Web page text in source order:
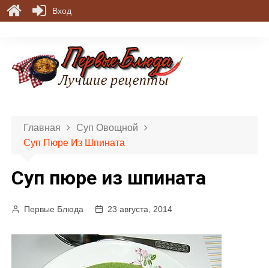
Главная
Суп Овощной
Суп Пюре Из Шпината
Суп пюре из шпината
Первые Блюда 23 августа, 2014
Вход